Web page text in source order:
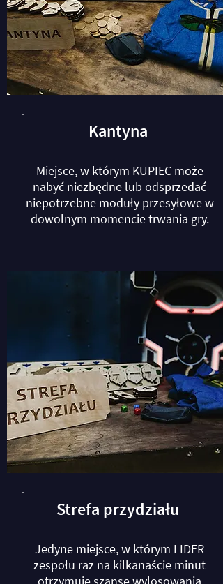
Kantyna
Miejsce, w którym KUPIEC może
nabyć niezbędne lub odsprzedać
niepotrzebne moduły przesyłowe w
dowolnym momencie trwania gry.
Strefa przydziału
Jedyne miejsce, w którym LIDER
zespołu raz na kilkanaście minut